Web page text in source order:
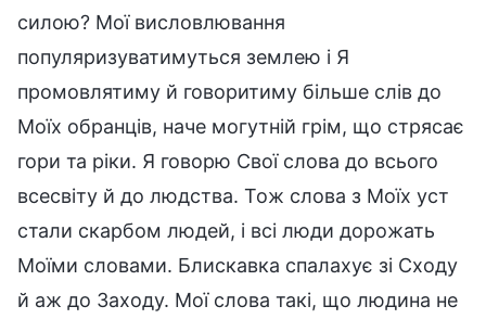
силою? Мої висловлювання
популяризуватимуться землею і Я
промовлятиму й говоритиму більше слів до
Моїх обранців, наче могутній грім, що стрясає
гори та ріки. Я говорю Свої слова до всього
всесвіту й до людства. Тож слова з Моїх уст
стали скарбом людей, і всі люди дорожать
Моїми словами. Блискавка спалахує зі Сходу
й аж до Заходу. Мої слова такі, що людина не